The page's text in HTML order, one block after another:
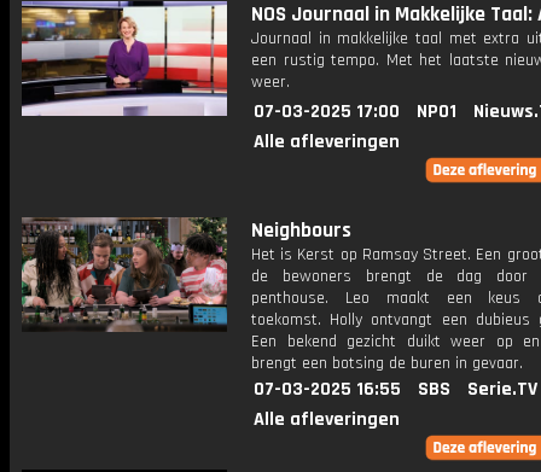
NOS Journaal in Makkelijke
Journaal in makkelijke taal met extra
een rustig tempo. Met het laatste
weer.
07-03-2025 17:00 NPO1
Alle afleveringen
Neighbours
Het is Kerst op Ramsay Street. Een
de bewoners brengt de dag door
penthouse. Leo maakt een keus
toekomst. Holly ontvangt een dubieus
Een bekend gezicht duikt weer op
brengt een botsing de buren in gevaar.
07-03-2025 16:55 SBS
Serie.TV
Alle afleveringen